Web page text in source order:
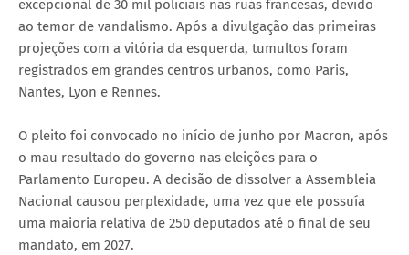
excepcional de 30 mil policiais nas ruas francesas, devido
ao temor de vandalismo. Após a divulgação das primeiras
projeções com a vitória da esquerda, tumultos foram
registrados em grandes centros urbanos, como Paris,
Nantes, Lyon e Rennes.
O pleito foi convocado no início de junho por Macron, após
o mau resultado do governo nas eleições para o
Parlamento Europeu. A decisão de dissolver a Assembleia
Nacional causou perplexidade, uma vez que ele possuía
uma maioria relativa de 250 deputados até o final de seu
mandato, em 2027.